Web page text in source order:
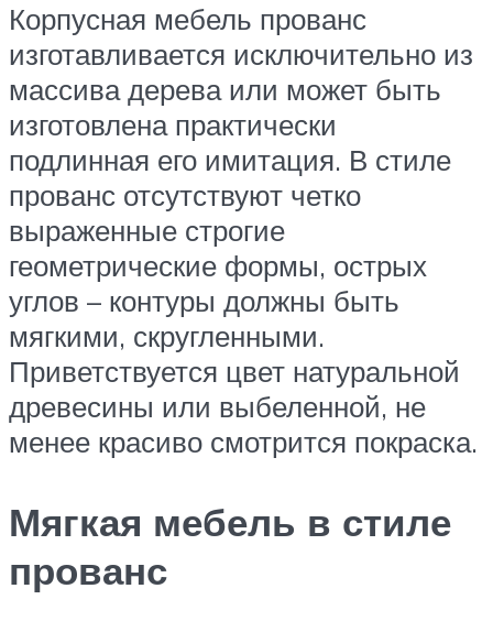
Корпусная мебель прованс
изготавливается исключительно из
массива дерева или может быть
изготовлена практически
подлинная его имитация. В стиле
прованс отсутствуют четко
выраженные строгие
геометрические формы, острых
углов – контуры должны быть
мягкими, скругленными.
Приветствуется цвет натуральной
древесины или выбеленной, не
менее красиво смотрится покраска.
Мягкая мебель в стиле
прованс